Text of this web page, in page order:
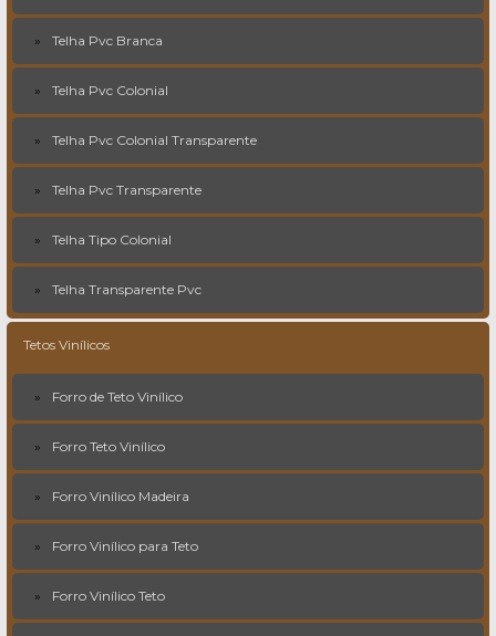
Telha Pvc Branca
Telha Pvc Colonial
Telha Pvc Colonial Transparente
Telha Pvc Transparente
Telha Tipo Colonial
Telha Transparente Pvc
Tetos Vinílicos
Forro de Teto Vinílico
Forro Teto Vinílico
Forro Vinílico Madeira
Forro Vinílico para Teto
Forro Vinílico Teto